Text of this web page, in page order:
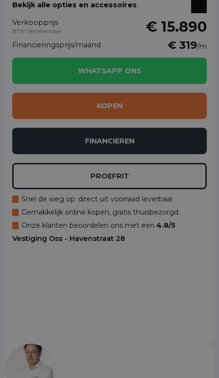
Bekijk alle opties en accessoires
Verkoopprijs
BTW Verrekenbaar € 15.890
Financieringsprijs/maand € 319/m
WHATSAPP ONS
KOPEN
FINANCIEREN
PROEFRIT
Snel de weg op: direct uit voorraad leverbaar
Gemakkelijk online kopen, gratis thuisbezorgd
Onze klanten beoordelen ons met een 4.8/5
Vestiging Oss - Havenstraat 28